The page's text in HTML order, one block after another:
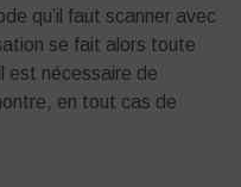
qu’il faut scanner avec
se fait alors toute
est nécessaire de
en tout cas de